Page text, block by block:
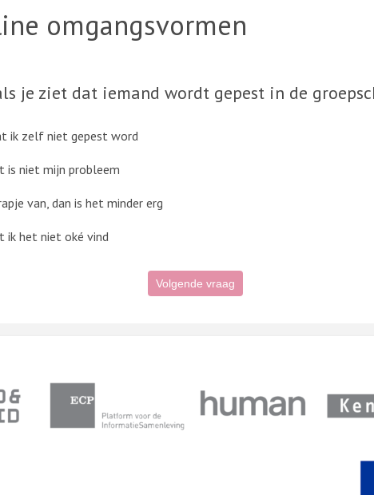
omgangsvormen
je ziet dat iemand wordt gepest in de
ik zelf niet gepest word
is niet mijn probleem
van, dan is het minder erg
ik het niet oké vind
Volgende vraag